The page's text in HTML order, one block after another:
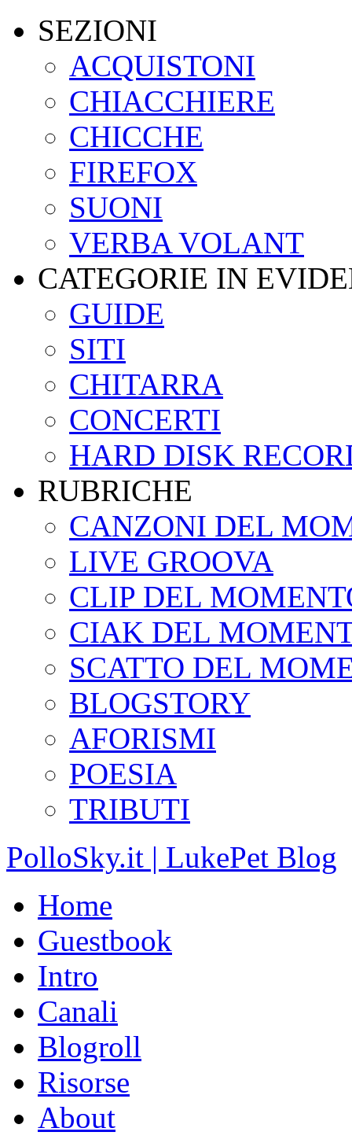
SEZIONI
ACQUISTONI
CHIACCHIERE
CHICCHE
FIREFOX
SUONI
VERBA VOLANT
CATEGORIE IN
GUIDE
SITI
CHITARRA
CONCERTI
HARD DISK
RUBRICHE
CANZONI DEL
LIVE GROOVA
CLIP DEL
CIAK DEL
SCATTO DEL
BLOGSTORY
AFORISMI
POESIA
TRIBUTI
PolloSky.it | LukePet Blog
Home
Guestbook
Intro
Canali
Blogroll
Risorse
About